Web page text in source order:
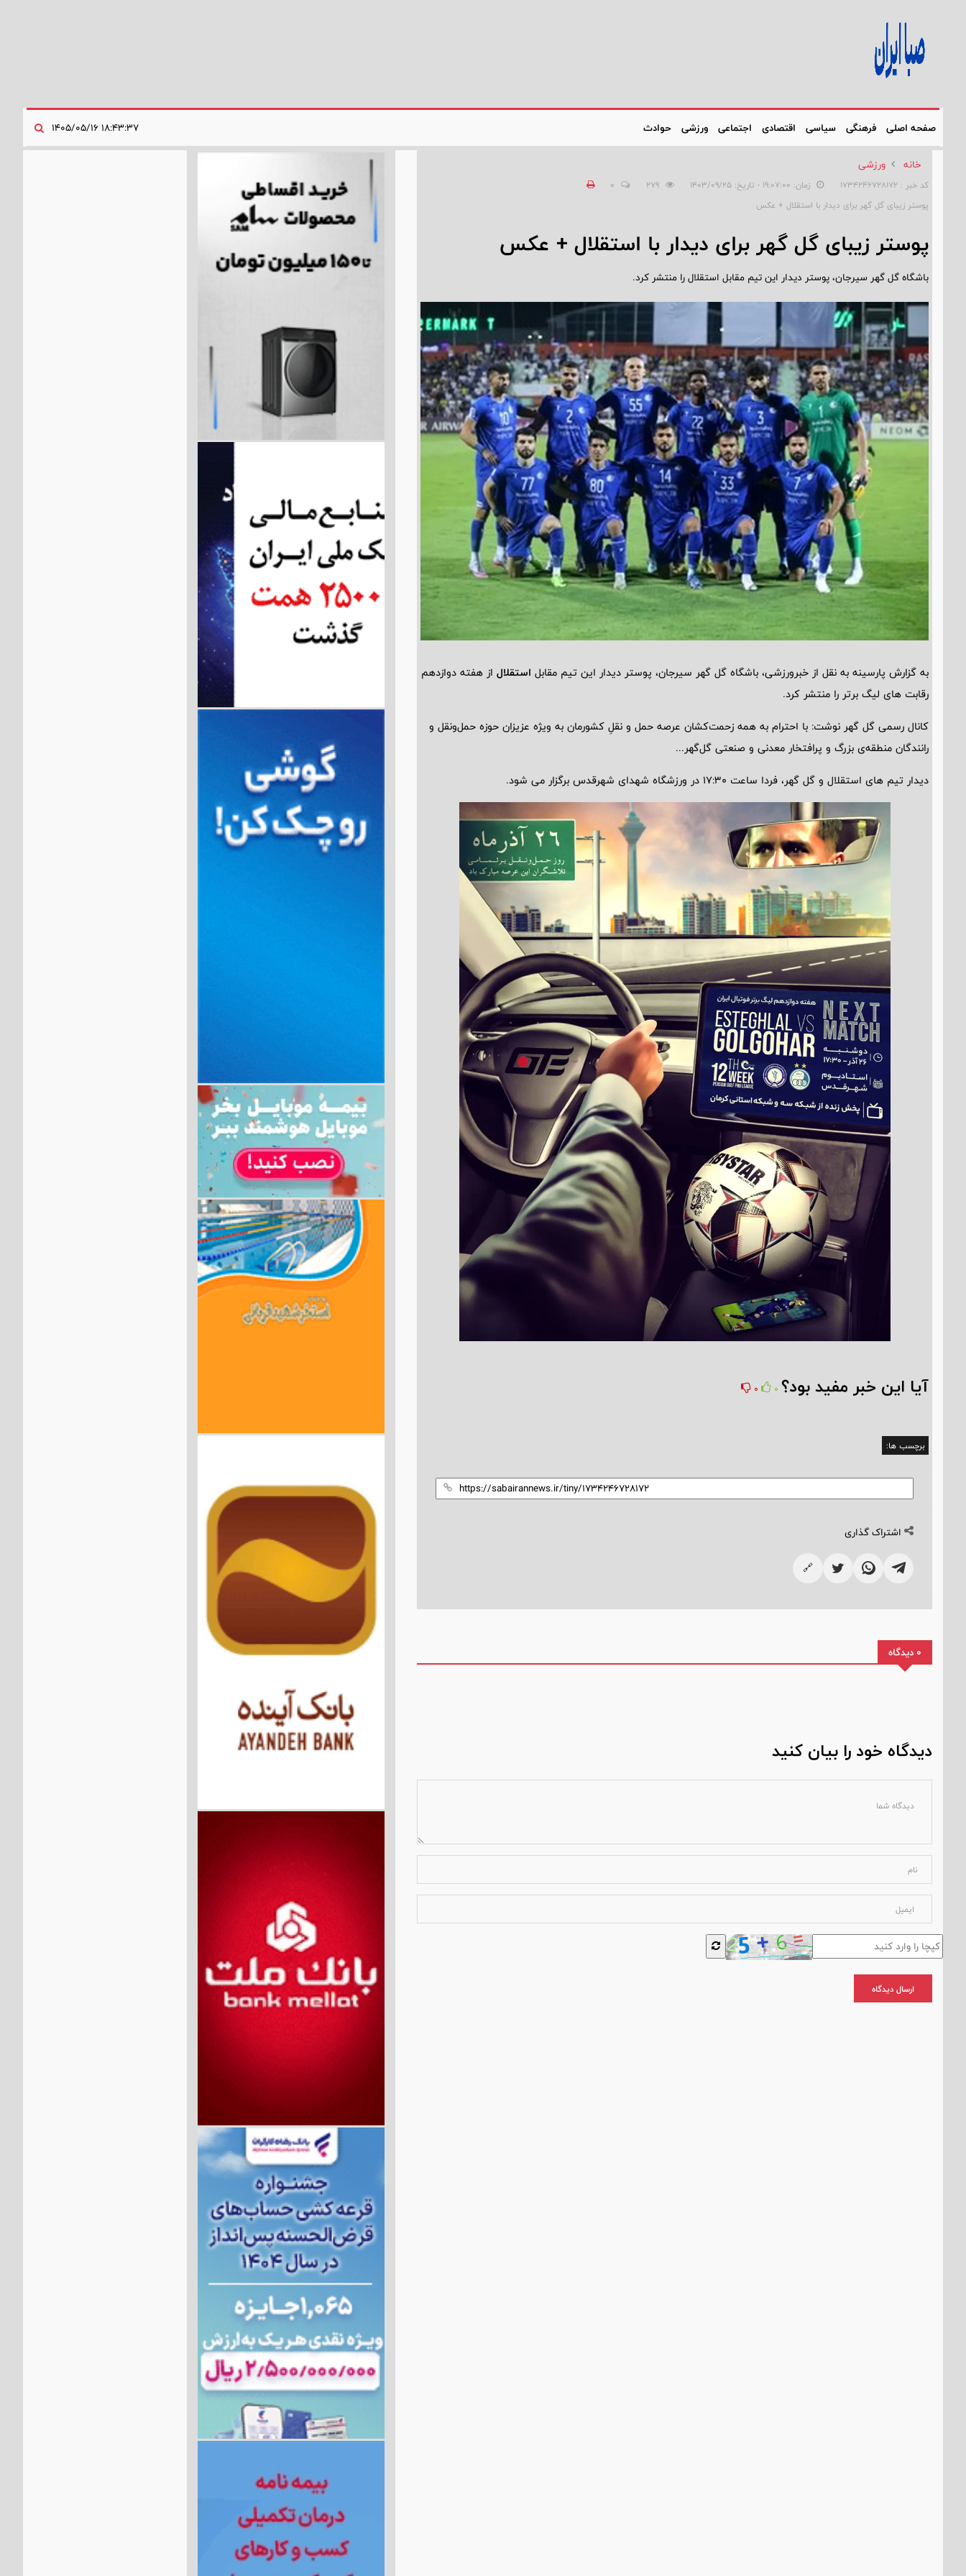
صفحه اصلی فرهنگی سیاسی اقتصادی اجتماعی ورزشی حوادث
خانه ورزشی
کد خبر : 1734246728172 زمان: ۱۹:۰۷:۰۰ - تاریخ: ۱۴۰۳/۰۹/۲۵
0
پوستر زیبای گل گهر برای دیدار با استقلال + عکس
پوستر زیبای گل گهر برای دیدار با استقلال + عکس
باشگاه گل گهر سیرجان، پوستر دیدار این تیم مقابل استقلال را منتشر کرد.
به گزارش پارسینه به نقل از خبرورزشی، باشگاه گل گهر سیرجان، پوستر دیدار این تیم مقابل استقلال از هفته دوازدهم
رقابت های لیگ برتر را منتشر کرد.
کانال رسمی گل گهر نوشت: با احترام به همه زحمت‌کشان عرصه حمل‌ و نقلِ کشورمان به ویژه عزیزان حوزه حمل‌ونقل و
رانندگان منطقه‌ی بزرگ و پرافتخار معدنی‌ و صنعتی گل‌گهر...
دیدار تیم های استقلال و گل گهر، فردا ساعت 17:30 در ورزشگاه شهدای شهرقدس برگزار می شود.
آیا این خبر مفید بود؟ 0
0
برچسب ها:
اشتراک گذاری
🔗
0 دیدگاه
دیدگاه خود را بیان کنید
ارسال دیدگاه